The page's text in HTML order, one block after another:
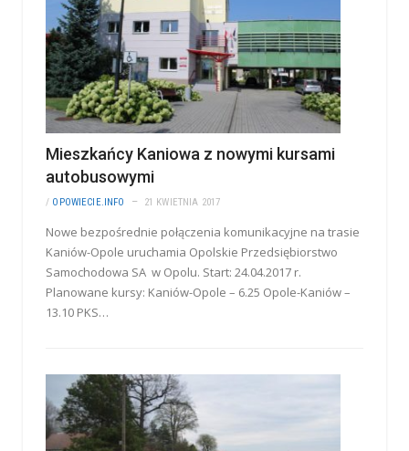
Mieszkańcy Kaniowa z nowymi kursami
autobusowymi
/ OPOWIECIE.INFO 21 KWIETNIA 2017
Nowe bezpośrednie połączenia komunikacyjne na trasie
Kaniów-Opole uruchamia Opolskie Przedsiębiorstwo
Samochodowa SA w Opolu. Start: 24.04.2017 r.
Planowane kursy: Kaniów-Opole – 6.25 Opole-Kaniów –
13.10 PKS…